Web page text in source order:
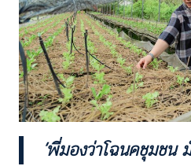
‘พี่มองว่าโฉนดชุมชน